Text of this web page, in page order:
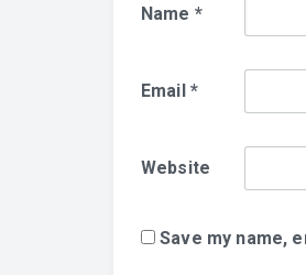
Name *
Email *
Website
Save my name,